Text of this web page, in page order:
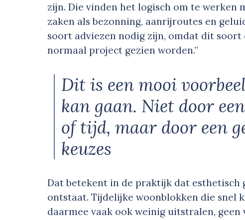
zijn. Die vinden het logisch om te werken
zaken als bezonning, aanrijroutes en
soort adviezen nodig zijn, omdat dit
normaal project gezien worden.”
Dit is een mooi
kan gaan. Niet door
of tijd, maar door een
keuzes
Dat betekent in de praktijk dat esthetisch
ontstaat. Tijdelijke woonblokken die snel
daarmee vaak ook weinig uitstralen,